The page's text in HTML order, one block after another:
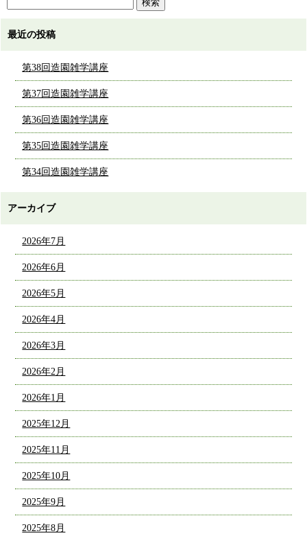
最近の投稿
第38回造園雑学講座
第37回造園雑学講座
第36回造園雑学講座
第35回造園雑学講座
第34回造園雑学講座
アーカイブ
2026年7月
2026年6月
2026年5月
2026年4月
2026年3月
2026年2月
2026年1月
2025年12月
2025年11月
2025年10月
2025年9月
2025年8月